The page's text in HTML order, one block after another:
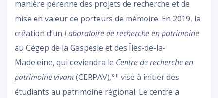
manière pérenne des projets de recherche et de
mise en valeur de porteurs de mémoire. En 2019, la
création d’un Laboratoire de recherche en patrimoine
au Cégep de la Gaspésie et des Îles-de-la-
Madeleine, qui deviendra le Centre de recherche en
patrimoine vivant(CERPAV),xiii vise à initier des
étudiants au patrimoine régional. Le centre a